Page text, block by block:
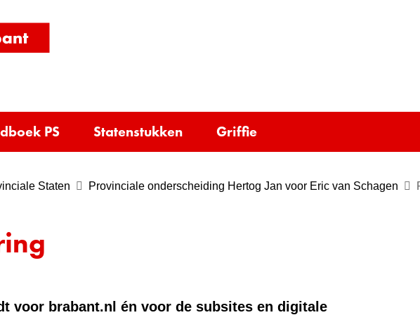
homepage)
PS Statenstukken Griffie
Staten Provinciale onderscheiding Hertog Jan voor Eric van Schagen
voor brabant.nl én voor de subsites en digitale